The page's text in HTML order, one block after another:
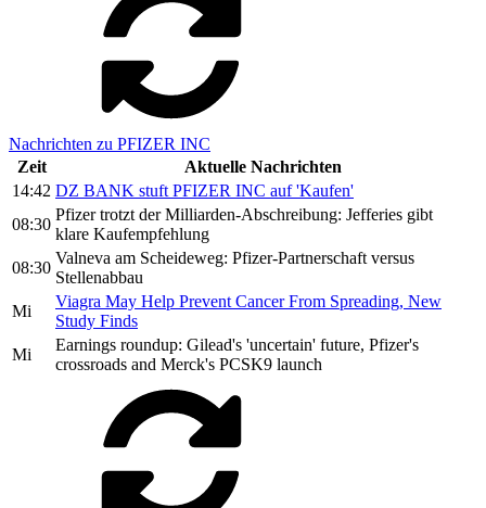
Nachrichten zu PFIZER INC
Zeit
Aktuelle Nachrichten
14:42 DZ BANK stuft PFIZER INC auf 'Kaufen'
08:30
Pfizer trotzt der Milliarden-Abschreibung: Jefferies gibt
klare Kaufempfehlung
08:30
Valneva am Scheideweg: Pfizer-Partnerschaft versus
Stellenabbau
Mi
Viagra May Help Prevent Cancer From Spreading, New
Study Finds
Mi
Earnings roundup: Gilead's 'uncertain' future, Pfizer's
crossroads and Merck's PCSK9 launch